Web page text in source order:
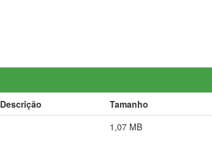
Descrição Tamanho
1,07 MB